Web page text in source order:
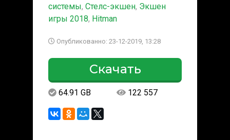
системы, Стелс-экшен, Экшен
игры 2018, Hitman
Опубликованно: 23-12-2019, 13:28
Скачать
64.91 GB 122 557